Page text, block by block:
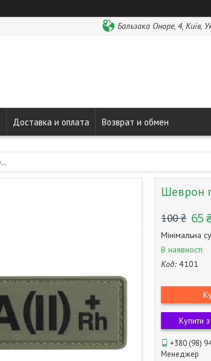
Бальзака Оноре, 4, Київ,
Доставка и оплата Возврат и обмен
Шеврон
100 ₴ 65
Мінімальна
В наявності
Код: 4101
Купити з
+380 (98)
Менеджер